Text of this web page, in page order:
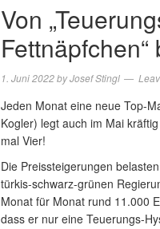
Von
Fettnäpfchen“
1. Juni 2022byJosef Stingl
Jeden Monat eine neue Top-
Kogler) legt auch im Mai
mal Vier!
Die Preissteigerungen
türkis-schwarz-grünen
Monat für Monat rund 11.000
dass er nur eine Teuerungs-